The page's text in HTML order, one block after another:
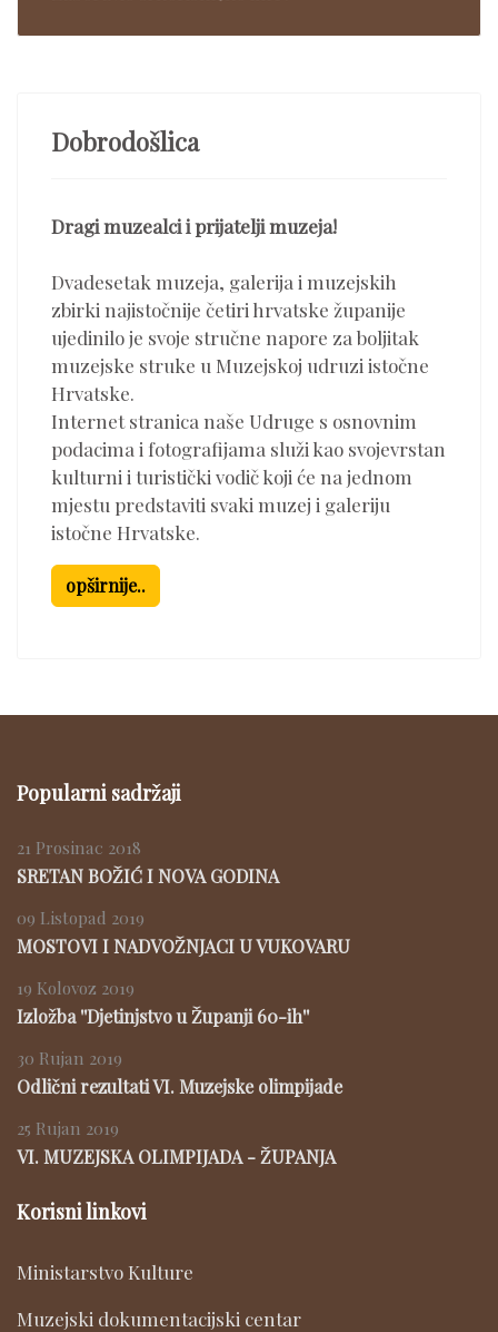
Dobrodošlica
Dragi muzealci i prijatelji muzeja!
Dvadesetak muzeja, galerija i muzejskih
zbirki najistočnije četiri hrvatske županije
ujedinilo je svoje stručne napore za boljitak
muzejske struke u Muzejskoj udruzi istočne
Hrvatske.
Internet stranica naše Udruge s osnovnim
podacima i fotografijama služi kao svojevrstan
kulturni i turistički vodič koji će na jednom
mjestu predstaviti svaki muzej i galeriju
istočne Hrvatske.
opširnije..
Popularni sadržaji
21 Prosinac 2018
SRETAN BOŽIĆ I NOVA GODINA
09 Listopad 2019
MOSTOVI I NADVOŽNJACI U VUKOVARU
19 Kolovoz 2019
Izložba ''Djetinjstvo u Županji 60-ih''
30 Rujan 2019
Odlični rezultati VI. Muzejske olimpijade
25 Rujan 2019
VI. MUZEJSKA OLIMPIJADA - ŽUPANJA
Korisni linkovi
Ministarstvo Kulture
Muzejski dokumentacijski centar